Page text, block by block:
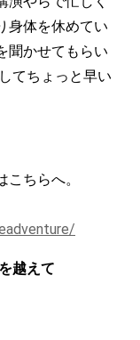
身体を休めてい
聞かせてもらい
てちょっと早い
ちらへ。
越えて